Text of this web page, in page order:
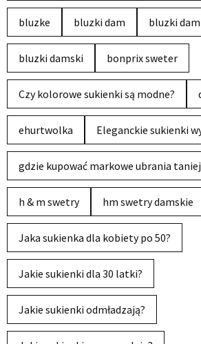
bluzke bluzki dam bluzki
bluzki damski bonprix sweter
Czy kolorowe sukienki są modne?
ehurtwolka Eleganckie sukienki
gdzie kupować markowe ubrania taniej
h & m swetry hm swetry damskie
Jaka sukienka dla kobiety po 50?
Jakie sukienki dla 30 latki?
Jakie sukienki odmładzają?